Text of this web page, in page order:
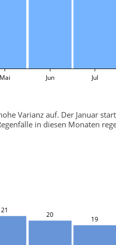
Mai Jun Jul
Varianz auf. Der Januar
in diesen Monaten
21
20
19